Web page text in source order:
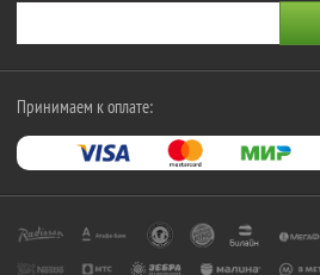
Принимаем к оплате: